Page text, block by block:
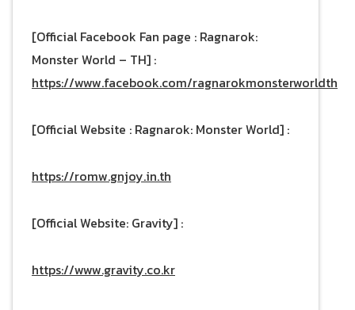
[Official Facebook Fan page : Ragnarok:
Monster World – TH] :
https://www.facebook.com/ragnarokmonsterworldth
[Official Website : Ragnarok: Monster World] :
https://romw.gnjoy.in.th
[Official Website: Gravity] :
https://www.gravity.co.kr